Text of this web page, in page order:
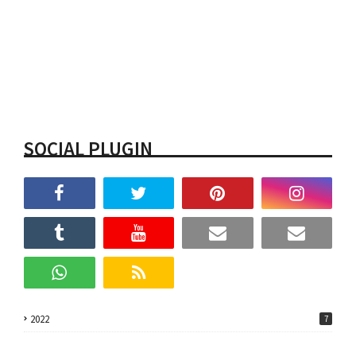
SOCIAL PLUGIN
2022 7